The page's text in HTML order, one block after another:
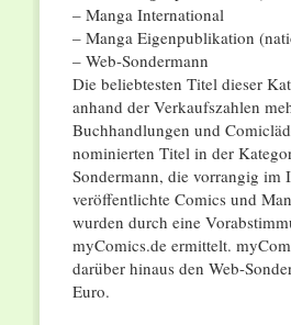
– Manga International
– Manga Eigenpublikation
– Web-Sondermann
Die beliebtesten Titel dieser
anhand der Verkaufszahlen
Buchhandlungen und
nominierten Titel in der
Sondermann, die vorrangig im
veröffentlichte Comics und
wurden durch eine
myComics.de ermittelt.
darüber hinaus den Web-
Euro.